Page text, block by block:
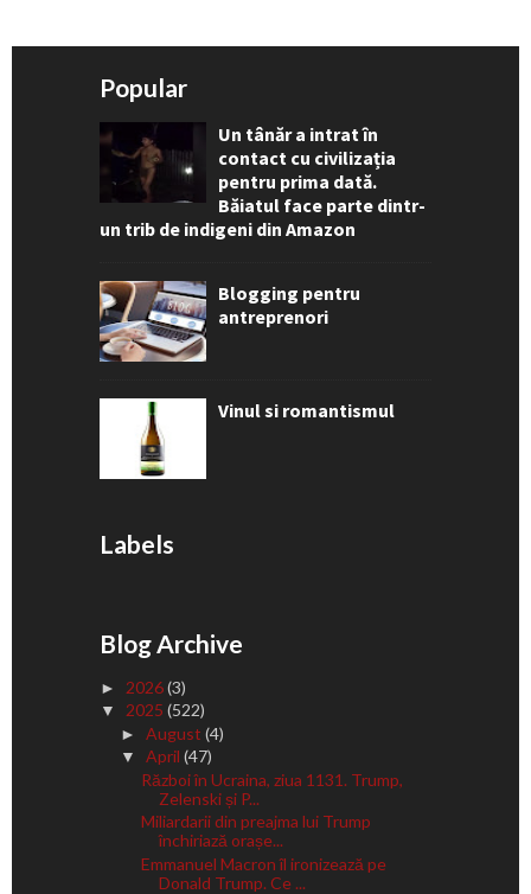
Popular
Un tânăr a intrat în
contact cu civilizația
pentru prima dată.
Băiatul face parte dintr-
un trib de indigeni din Amazon
Blogging pentru
antreprenori
Vinul si romantismul
Labels
Blog Archive
► 2026(3)
▼ 2025 (522)
► August (4)
▼ April (47)
Război în Ucraina, ziua 1131. Trump,
Zelenski și P...
Miliardarii din preajma lui Trump
închiriază orașe...
Emmanuel Macron îl ironizează pe
Donald Trump. Ce ...